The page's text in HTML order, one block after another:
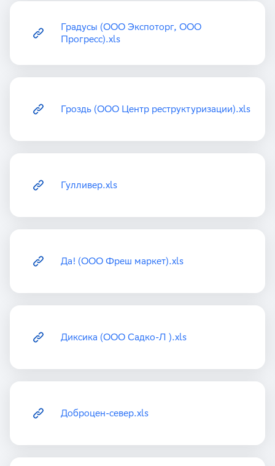
Градусы (ООО Экспоторг, ООО
Прогресс).xls
Гроздь (ООО Центр реструктуризации).xls
Гулливер.xls
Да! (ООО Фреш маркет).xls
Диксика (ООО Садко-Л ).xls
Доброцен-север.xls